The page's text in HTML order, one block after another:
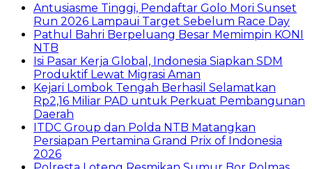
Antusiasme Tinggi, Pendaftar Golo Mori Sunset
Run 2026 Lampaui Target Sebelum Race Day
Pathul Bahri Berpeluang Besar Memimpin KONI
NTB
​Isi Pasar Kerja Global, Indonesia Siapkan SDM
Produktif Lewat Migrasi Aman
Kejari Lombok Tengah Berhasil Selamatkan
Rp2,16 Miliar PAD untuk Perkuat Pembangunan
Daerah
ITDC Group dan Polda NTB Matangkan
Persiapan Pertamina Grand Prix of Indonesia
2026